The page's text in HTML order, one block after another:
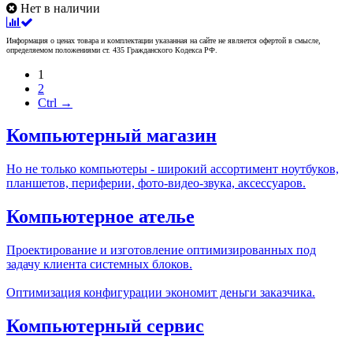
Нет в наличии
Информация о ценах товара и комплектации указанная на сайте не является офертой в смысле,
определяемом положениями ст. 435 Гражданского Кодекса РФ.
1
2
Ctrl →
Компьютерный магазин
Но не только компьютеры - широкий ассортимент ноутбуков,
планшетов, периферии, фото-видео-звука, аксессуаров.
Компьютерное ателье
Проектирование и изготовление оптимизированных под
задачу клиента системных блоков.
Оптимизация конфигурации экономит деньги заказчика.
Компьютерный сервис